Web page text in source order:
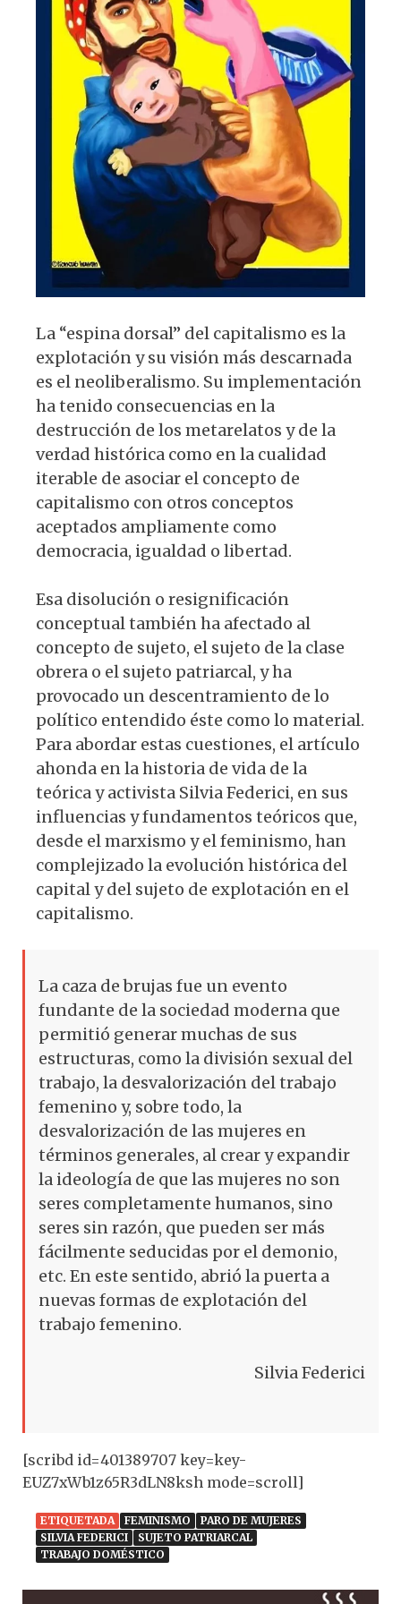
La “espina dorsal” del capitalismo es la
explotación y su visión más descarnada
es el neoliberalismo. Su implementación
ha tenido consecuencias en la
destrucción de los metarelatos y de la
verdad histórica como en la cualidad
iterable de asociar el concepto de
capitalismo con otros conceptos
aceptados ampliamente como
democracia, igualdad o libertad.
Esa disolución o resignificación
conceptual también ha afectado al
concepto de sujeto, el sujeto de la clase
obrera o el sujeto patriarcal, y ha
provocado un descentramiento de lo
político entendido éste como lo material.
Para abordar estas cuestiones, el artículo
ahonda en la historia de vida de la
teórica y activista Silvia Federici, en sus
influencias y fundamentos teóricos que,
desde el marxismo y el feminismo, han
complejizado la evolución histórica del
capital y del sujeto de explotación en el
capitalismo.
La caza de brujas fue un evento
fundante de la sociedad moderna que
permitió generar muchas de sus
estructuras, como la división sexual del
trabajo, la desvalorización del trabajo
femenino y, sobre todo, la
desvalorización de las mujeres en
términos generales, al crear y expandir
la ideología de que las mujeres no son
seres completamente humanos, sino
seres sin razón, que pueden ser más
fácilmente seducidas por el demonio,
etc. En este sentido, abrió la puerta a
nuevas formas de explotación del
trabajo femenino.
Silvia Federici
[scribd id=401389707 key=key-
EUZ7xWb1z65R3dLN8ksh mode=scroll]
ETIQUETADA FEMINISMO
PARO DE MUJERES
SILVIA FEDERICI
SUJETO PATRIARCAL
TRABAJO DOMÉSTICO